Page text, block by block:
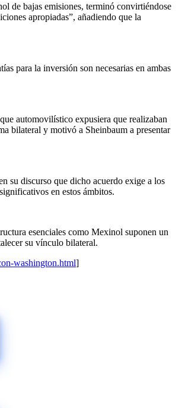
de bajas emisiones, terminó convirtiéndose
apropiadas”, añadiendo que la
para la inversión son necesarias en ambas
automovilístico expusiera que realizaban
bilateral y motivó a Sheinbaum a presentar
su discurso que dicho acuerdo exige a los
en estos ámbitos.
esenciales como Mexinol suponen un
su vínculo bilateral.
washington.html]